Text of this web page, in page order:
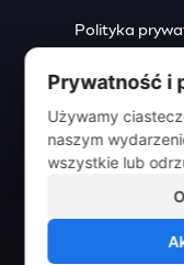
Polityka
Urząd m.st.
pl. Bankowy 3/5
00-950 Warszawa
Prywatność i
Używamy
naszym
wszystkie lub